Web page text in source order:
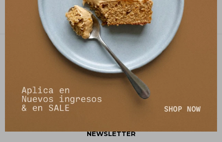
7.041 8.590
PETRA STORE
27141061 - 099 747 832
21 de setiembre 2895, Montevideo
shop@petrastore.com.uy
De lunes a sábados de 11 a 20hs
NEWSLETTER